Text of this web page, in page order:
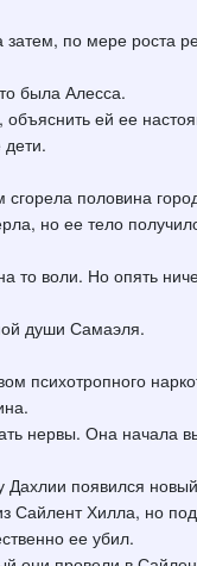
по мере роста
была Алесса.
объяснить ей ее
половина
но ее тело
то воли. Но опять
души Самаэля.
психотропного
нервы. Она начала
Дахлии появился
Хилла, но
ее убил.